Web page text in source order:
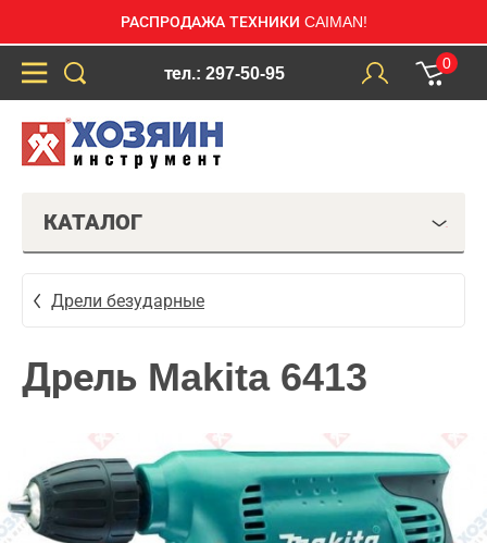
РАСПРОДАЖА ТЕХНИКИ CAIMAN!
тел.: 297-50-95
0
КАТАЛОГ
Дрели безударные
Дрель Makita 6413